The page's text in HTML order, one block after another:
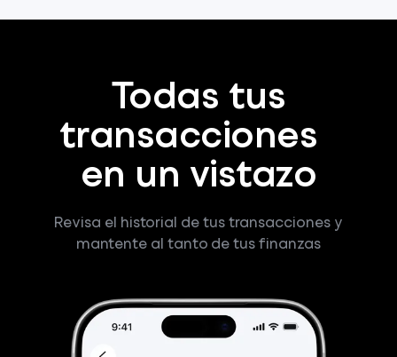
Todas tus
transacciones
en un vistazo
Revisa el historial de tus transacciones y
mantente al tanto de tus finanzas